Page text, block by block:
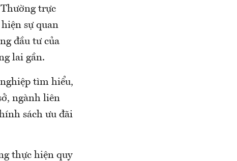
trực
sự quan
đầu tư của
lai gần.
tìm hiểu,
ngành liên
sách ưu đãi
thực hiện quy